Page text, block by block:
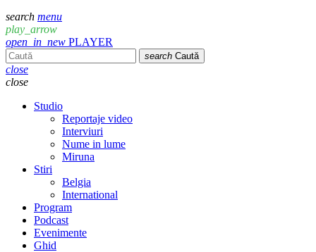
search menu
play_arrow
open_in_new PLAYER
search Caută
close
close
Studio
Reportaje video
Interviuri
Nume in lume
Miruna
Stiri
Belgia
International
Program
Podcast
Evenimente
Ghid